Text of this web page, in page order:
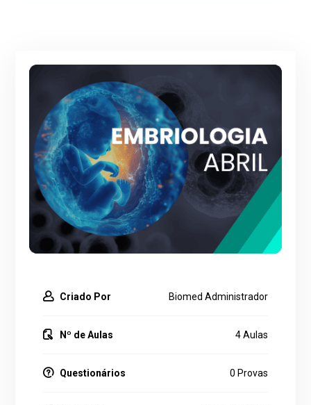
Criado Por Biomed Administrador
Nº de Aulas 4 Aulas
Questionários 0 Provas